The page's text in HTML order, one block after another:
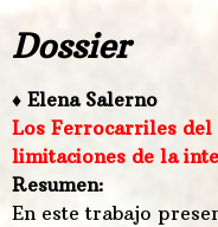
Dossier
♦ Elena Salerno
Los Ferrocarriles
limitaciones de la
Resumen:
En este trabajo